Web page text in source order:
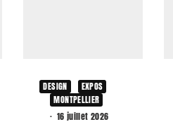
DESIGN
EXPOS
MONTPELLIER
· 16 juillet 2026